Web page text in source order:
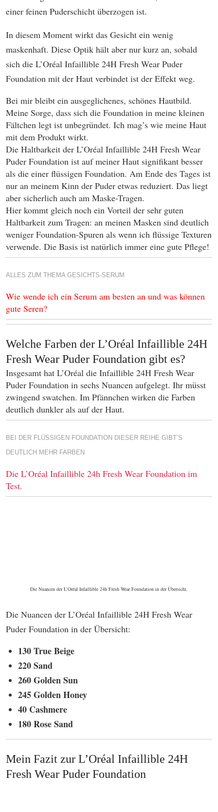
einer feinen Puderschicht überzogen ist.
In diesem Moment wirkt das Gesicht ein wenig
maskenhaft. Diese Optik hält aber nur kurz an, sobald
sich die L’Oréal Infaillible 24H Fresh Wear Puder
Foundation mit der Haut verbindet ist der Effekt weg.
Bei mir bleibt ein ausgeglichenes, schönes Hautbild.
Meine Sorge, dass sich die Foundation in meine kleinen
Fältchen legt ist unbegründet. Ich mag’s wie meine Haut
mit dem Produkt wirkt.
Die Haltbarkeit der L’Oréal Infaillible 24H Fresh Wear
Puder Foundation ist auf meiner Haut signifikant besser
als die einer flüssigen Foundation. Am Ende des Tages ist
nur an meinem Kinn der Puder etwas reduziert. Das liegt
aber sicherlich auch am Maske-Tragen.
Hier kommt gleich noch ein Vorteil der sehr guten
Haltbarkeit zum Tragen: an meinen Masken sind deutlich
weniger Foundation-Spuren als wenn ich flüssige Texturen
verwende. Die Basis ist natürlich immer eine gute Pflege!
ALLES ZUM THEMA GESICHTS-SERUM
Wie wende ich ein Serum am besten an und was können
gute Seren?
Welche Farben der L’Oréal Infaillible 24H
Fresh Wear Puder Foundation gibt es?
Insgesamt hat L’Oréal die Infaillible 24H Fresh Wear
Puder Foundation in sechs Nuancen aufgelegt. Ihr müsst
zwingend swatchen. Im Pfännchen wirken die Farben
deutlich dunkler als auf der Haut.
BEI DER FLÜSSIGEN FOUNDATION DIESER REIHE GIBT’S
DEUTLICH MEHR FARBEN
Die L’Oréal Infaillible 24h Fresh Wear Foundation im
Test.
Die Nuancen der L’Oréal Infaillible 24h Fresh Wear Foundation in der Übersicht.
Die Nuancen der L’Oréal Infaillible 24H Fresh Wear
Puder Foundation in der Übersicht:
130 True Beige
220 Sand
260 Golden Sun
245 Golden Honey
40 Cashmere
180 Rose Sand
Mein Fazit zur L’Oréal Infaillible 24H
Fresh Wear Puder Foundation